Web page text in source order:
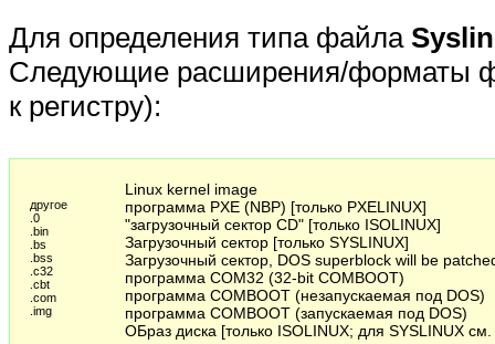
Для определения типа файла
Следующие расширения/форматы
к регистру):
другое
.0
.bin
.bs
.bss
.c32
.cbt
.com
.img
Linux kernel image
программа PXE (NBP) [только PXELINUX]
"загрузочный сектор CD" [только ISOLINUX]
Загрузочный сектор [только SYSLINUX]
Загрузочный сектор, DOS superblock will be
программа COM32 (32-bit COMBOOT)
программа COMBOOT (незапускаемая под DOS)
программа COMBOOT (запускаемая под DOS)
ОБраз диска [только ISOLINUX; для SYSLINUX